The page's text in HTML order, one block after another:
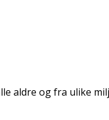
aldre og fra ulike